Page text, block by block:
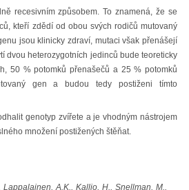
recesivním způsobem. To znamená, že se
kteří zdědí od obou svých rodičů mutovaný
jsou klinicky zdraví, mutaci však přenášejí
dvou heterozygotních jedinců bude teoreticky
50 % potomků přenašečů a 25 % potomků
gen a budou tedy postiženi tímto
genotyp zvířete a je vhodným nástrojem
množení postižených štěňat.
A.K., Kallio, H., Snellman, M.,